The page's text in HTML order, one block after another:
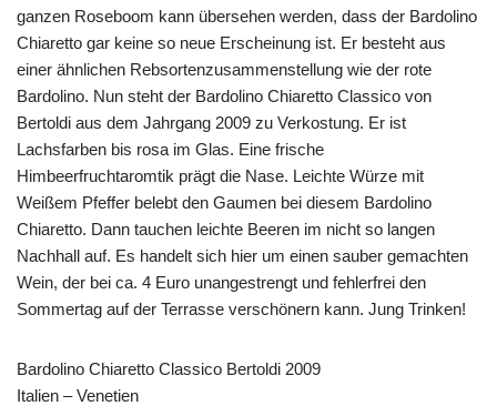
ganzen Roseboom kann übersehen werden, dass der Bardolino
Chiaretto gar keine so neue Erscheinung ist. Er besteht aus
einer ähnlichen Rebsortenzusammenstellung wie der rote
Bardolino. Nun steht der Bardolino Chiaretto Classico von
Bertoldi aus dem Jahrgang 2009 zu Verkostung. Er ist
Lachsfarben bis rosa im Glas. Eine frische
Himbeerfruchtaromtik prägt die Nase. Leichte Würze mit
Weißem Pfeffer belebt den Gaumen bei diesem Bardolino
Chiaretto. Dann tauchen leichte Beeren im nicht so langen
Nachhall auf. Es handelt sich hier um einen sauber gemachten
Wein, der bei ca. 4 Euro unangestrengt und fehlerfrei den
Sommertag auf der Terrasse verschönern kann. Jung Trinken!
Bardolino Chiaretto Classico Bertoldi 2009
Italien – Venetien